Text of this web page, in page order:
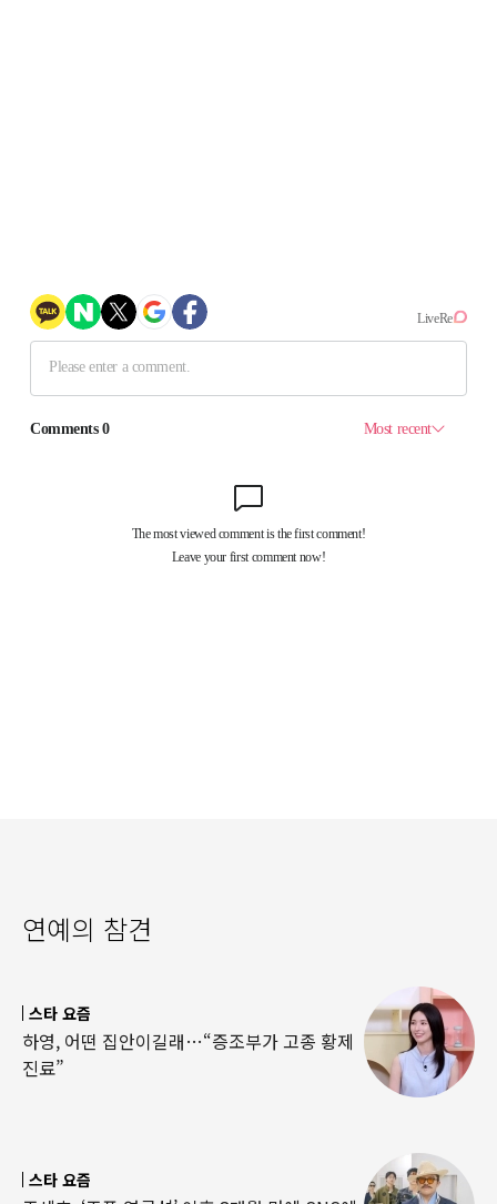
연예의 참견
스타 요즘
하영, 어떤 집안이길래…“증조부가 고종 황제
진료”
스타 요즘